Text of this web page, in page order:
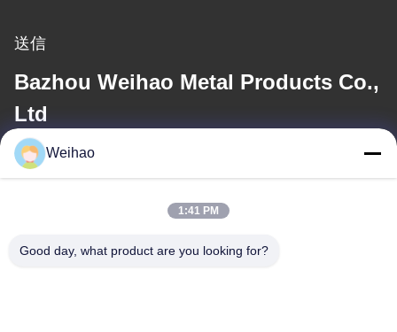
送信
Bazhou Weihao Metal Products Co.,
Ltd
電子メール
Weihao
1:41 PM
Good day, what product are you looking for?